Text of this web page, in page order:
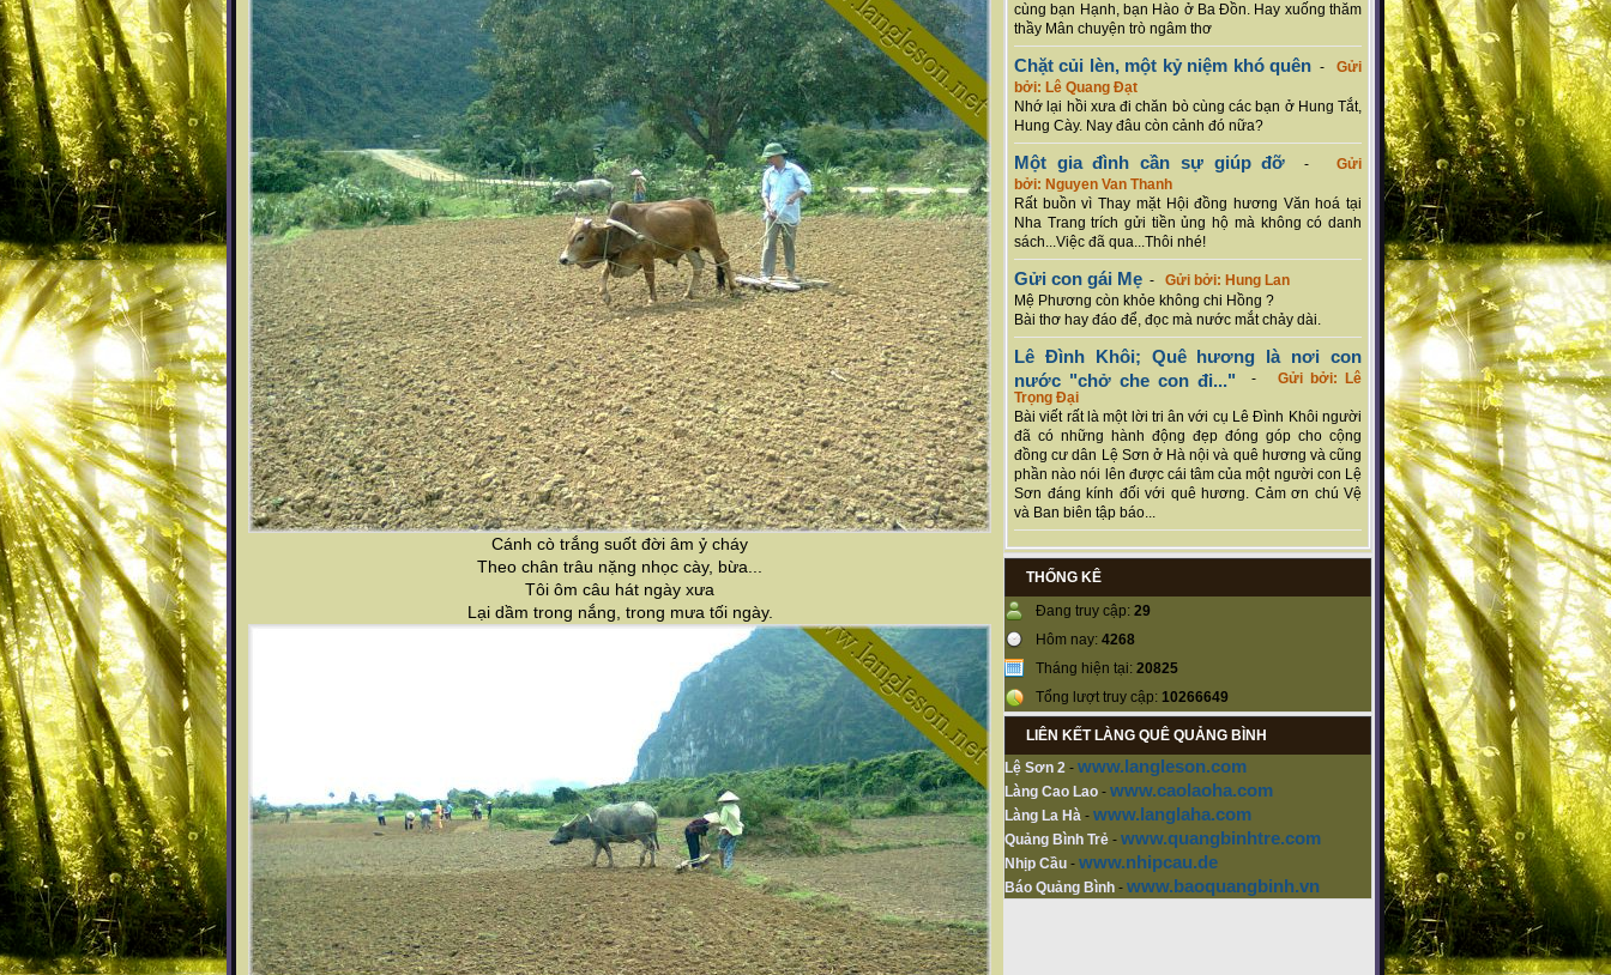
Cánh cò trắng suốt đời âm ỷ cháy
Theo chân trâu nặng nhọc cày, bừa...
Tôi ôm câu hát ngày xưa
Lại dầm trong nắng, trong mưa tối ngày.
cùng bạn Hạnh, bạn Hào ở Ba Đồn. Hay xuống thăm
thầy Mân chuyện trò ngâm thơ
Chặt củi lèn, một kỷ niệm khó quên-Gửi
bởi: Lê Quang Đạt
Nhớ lại hồi xưa đi chăn bò cùng các bạn ở Hung Tắt,
Hung Cày. Nay đâu còn cảnh đó nữa?
Một gia đình cần sự giúp đỡ -Gửi
bởi: Nguyen Van Thanh
Rất buồn vì Thay mặt Hội đồng hương Văn hoá tại
Nha Trang trích gửi tiền ủng hộ mà không có danh
sách...Việc đã qua...Thôi nhé!
Gửi con gái Mẹ - Gửi bởi: Hung Lan
Mệ Phương còn khỏe không chi Hồng ?
Bài thơ hay đáo để, đọc mà nước mắt chảy dài.
Lê Đình Khôi; Quê hương là nơi con
nước "chở che con đi..." - Gửi bởi: Lê
Trọng Đại
Bài viết rất là một lời tri ân với cụ Lê Đình Khôi người
đã có những hành động đẹp đóng góp cho cộng
đồng cư dân Lệ Sơn ở Hà nội và quê hương và cũng
phần nào nói lên được cái tâm của một người con Lệ
Sơn đáng kính đối với quê hương. Cảm ơn chú Vệ
và Ban biên tập báo...
THỐNG KÊ
Đang truy cập: 29
Hôm nay: 4268
Tháng hiện tại: 20825
Tổng lượt truy cập: 10266649
LIÊN KẾT LÀNG QUÊ QUẢNG BÌNH
Lệ Sơn 2 - www.langleson.com
Làng Cao Lao - www.caolaoha.com
Làng La Hà - www.langlaha.com
Quảng Bình Trẻ - www.quangbinhtre.com
Nhịp Cầu - www.nhipcau.de
Báo Quảng Bình - www.baoquangbinh.vn